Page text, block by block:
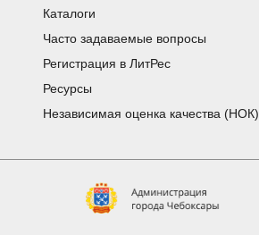
Каталоги
Часто задаваемые вопросы
Регистрация в ЛитРес
Ресурсы
Независимая оценка качества (НОК)